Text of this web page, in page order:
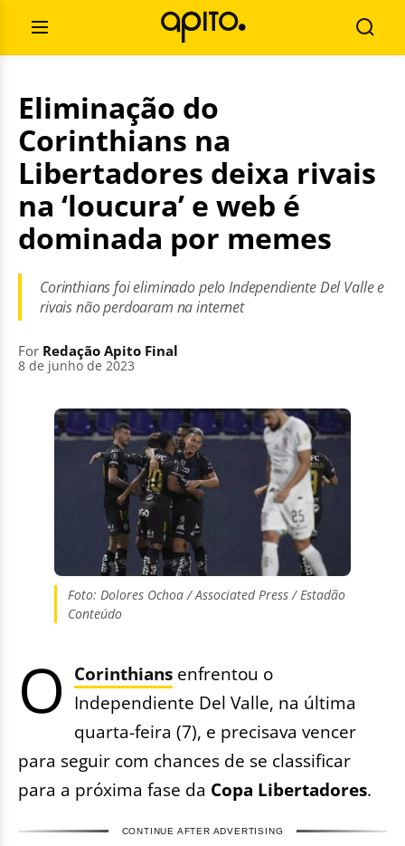
contentOpen
Menu
for:
Eliminação do
Corinthians na
Libertadores deixa rivais
na ‘loucura’ e web é
dominada por memes
Corinthians foi eliminado pelo Independiente Del Valle e
rivais não perdoaram na internet
For Redação Apito Final
8 de junho de 2023
Foto: Dolores Ochoa / Associated Press / Estadão
Conteúdo
O Corinthians enfrentou o
Independiente Del Valle, na última
quarta-feira (7), e precisava vencer
para seguir com chances de se classificar
para a próxima fase da Copa Libertadores.
CONTINUE AFTER ADVERTISING